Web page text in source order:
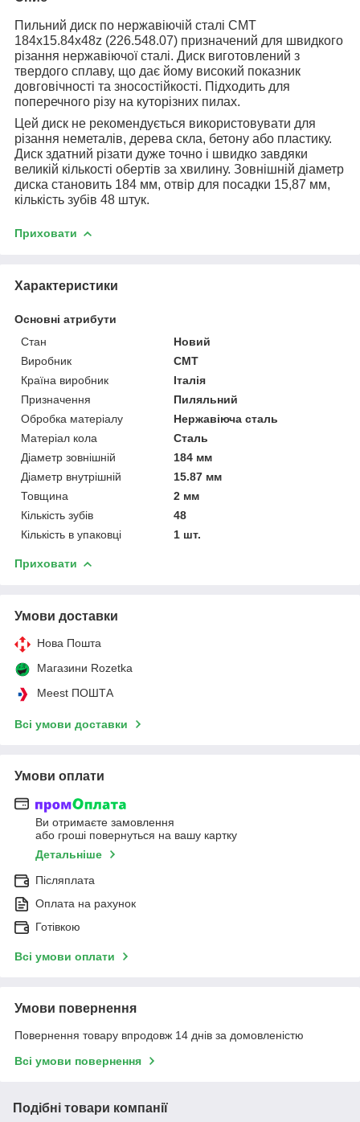
Пильний диск по нержавіючій сталі СМТ
184х15.84х48z (226.548.07) призначений для швидкого
різання нержавіючої сталі. Диск виготовлений з
твердого сплаву, що дає йому високий показник
довговічності та зносостійкості. Підходить для
поперечного різу на куторізних пилах.
Цей диск не рекомендується використовувати для
різання неметалів, дерева скла, бетону або пластику.
Диск здатний різати дуже точно і швидко завдяки
великій кількості обертів за хвилину. Зовнішній діаметр
диска становить 184 мм, отвір для посадки 15,87 мм,
кількість зубів 48 штук.
Приховати
Характеристики
Основні атрибути
Стан
Новий
Виробник
CMT
Країна виробник
Італія
Призначення
Пиляльний
Обробка матеріалу
Нержавіюча сталь
Матеріал кола
Сталь
Діаметр зовнішній
184 мм
Діаметр внутрішній
15.87 мм
Товщина
2 мм
Кількість зубів
48
Кількість в упаковці
1 шт.
Приховати
Умови доставки
Нова Пошта
Магазини Rozetka
Meest ПОШТА
Всі умови доставки
Умови оплати
Ви отримаєте замовлення
або гроші повернуться на вашу картку
Детальніше
Післяплата
Оплата на рахунок
Готівкою
Всі умови оплати
Умови повернення
Повернення товару впродовж 14 днів за домовленістю
Всі умови повернення
Подібні товари компанії